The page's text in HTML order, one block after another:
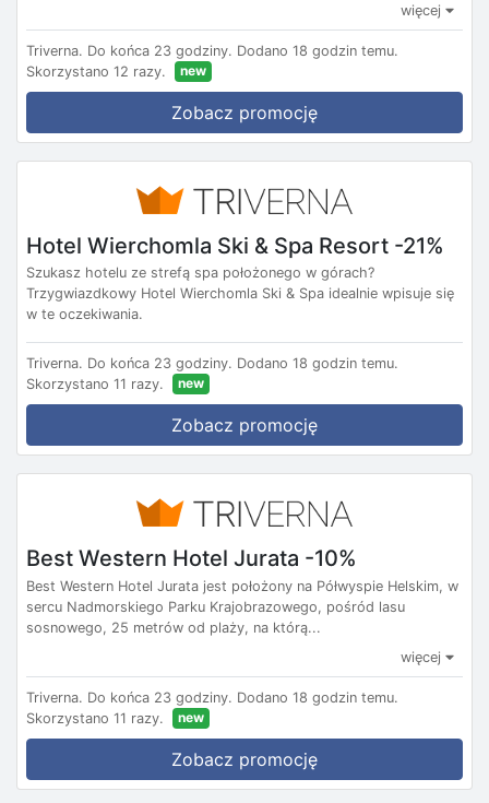
więcej
Triverna. Do końca 23 godziny. Dodano 18 godzin temu.
Skorzystano 12 razy.
new
Zobacz promocję
Hotel Wierchomla Ski & Spa Resort -21%
Szukasz hotelu ze strefą spa położonego w górach?
Trzygwiazdkowy Hotel Wierchomla Ski & Spa idealnie wpisuje się
w te oczekiwania.
Triverna. Do końca 23 godziny. Dodano 18 godzin temu.
Skorzystano 11 razy.
new
Zobacz promocję
Best Western Hotel Jurata -10%
Best Western Hotel Jurata jest położony na Półwyspie Helskim, w
sercu Nadmorskiego Parku Krajobrazowego, pośród lasu
sosnowego, 25 metrów od plaży, na którą...
więcej
Triverna. Do końca 23 godziny. Dodano 18 godzin temu.
Skorzystano 11 razy.
new
Zobacz promocję